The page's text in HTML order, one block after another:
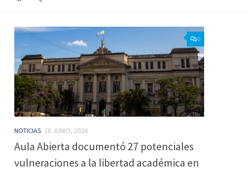
0
NOTICIAS 18 JUNIO, 2026
Aula Abierta documentó 27 potenciales
vulneraciones a la libertad académica en